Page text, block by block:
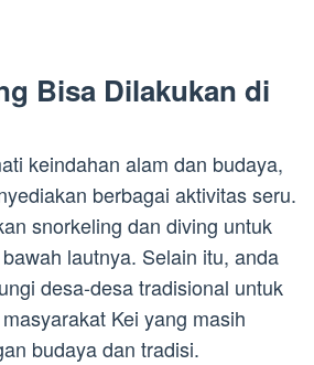
Bisa Dilakukan di
keindahan alam dan budaya,
berbagai aktivitas seru.
snorkeling dan diving untuk
lautnya. Selain itu, anda
desa-desa tradisional untuk
Kei yang masih
budaya dan tradisi.